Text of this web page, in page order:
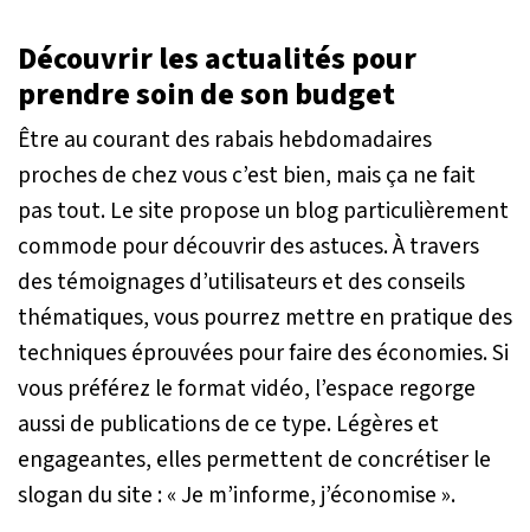
Découvrir les actualités pour
prendre soin de son budget
Être au courant des rabais hebdomadaires
proches de chez vous c’est bien, mais ça ne fait
pas tout. Le site propose un blog particulièrement
commode pour découvrir des astuces. À travers
des témoignages d’utilisateurs et des conseils
thématiques, vous pourrez mettre en pratique des
techniques éprouvées pour faire des économies. Si
vous préférez le format vidéo, l’espace regorge
aussi de publications de ce type. Légères et
engageantes, elles permettent de concrétiser le
slogan du site : « Je m’informe, j’économise ».